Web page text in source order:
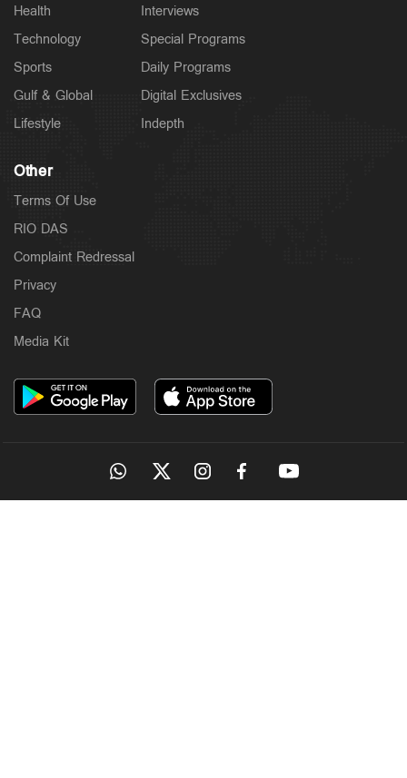
Health
Technology
Sports
Gulf & Global
Lifestyle
Interviews
Special Programs
Daily Programs
Digital Exclusives
Indepth
Other
Terms Of Use
RIO DAS
Complaint Redressal
Privacy
FAQ
Media Kit